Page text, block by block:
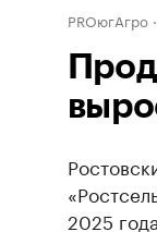
PROюгАгро
2025